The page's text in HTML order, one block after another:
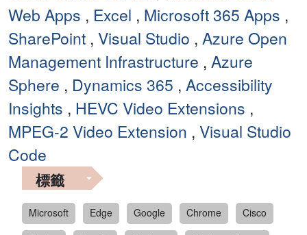
Web Apps , Excel , Microsoft 365 Apps ,
SharePoint , Visual Studio , Azure Open
Management Infrastructure , Azure
Sphere , Dynamics 365 , Accessibility
Insights , HEVC Video Extensions ,
MPEG-2 Video Extension , Visual Studio
Code
標籤
Microsoft Edge Google Chrome
Cisco